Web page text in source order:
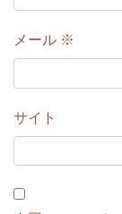
メール ※
サイト